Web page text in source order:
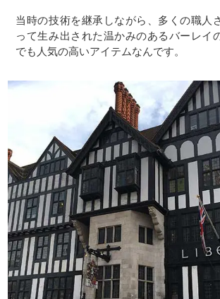
当時の技術を継承しながら、多くの職人
って生み出された温かみのあるバーレイ
でも人気の高いアイテムなんです。